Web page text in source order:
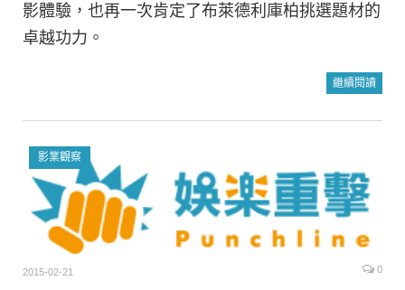
影體驗，也再一次肯定了布萊德利庫柏挑選題材的
卓越功力。
繼續閱讀
影業觀察
2015-02-21 0